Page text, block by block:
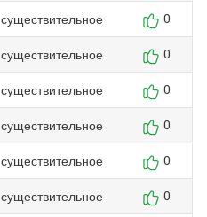
существительное 0
существительное 0
существительное 0
существительное 0
существительное 0
существительное 0